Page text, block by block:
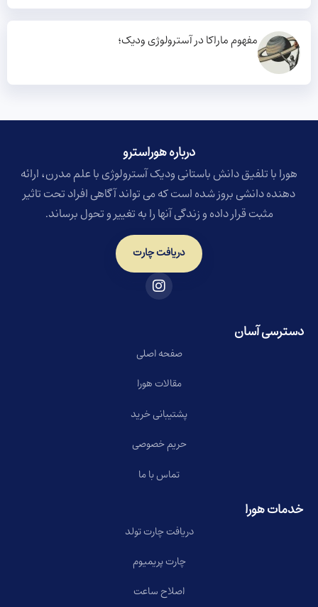
مفهوم ماراکا در آسترولوژی ودیک؛
درباره هوراسترو​
هورا با تلفیق دانش باستانی ودیک آسترولوژی با علم مدرن، ارائه
دهنده دانشی بروز شده است که می تواند آگاهی افراد تحت تاثیر
مثبت قرار داده و زندگی آنها را به تغییر و تحول برساند.
دریافت چارت
دسترسی آسان
صفحه اصلی
مقالات هورا
پشتیبانی خرید
حریم خصوصی
تماس با ما
خدمات هورا
دریافت چارت تولد
چارت پریمیوم
اصلاح ساعت